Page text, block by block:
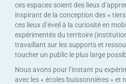
ces espaces soient des lieux
inspirant de la conception des «
ces lieux d’éveil à la curiosité en
expérimentés du territoire
travaillant sur les supports et
toucher un public le plus large
Nous avons pour l’instant pu
avec les « écoles buissonnières » et